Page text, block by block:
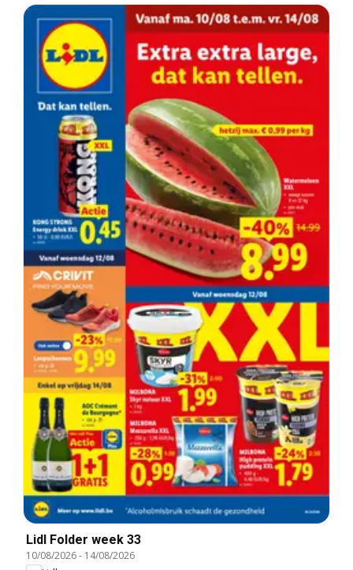
Lidl Folder week 33
10/08/2026- 14/08/2026